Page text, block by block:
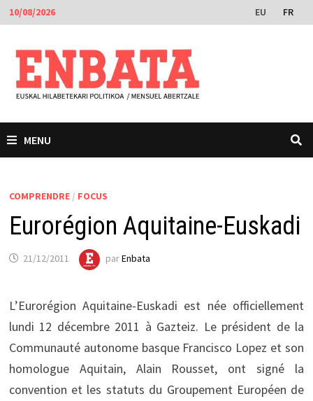
Passer
au
contenu
10/08/2026 EU FR
MENU
COMPRENDRE/ FOCUS
Eurorégion Aquitaine-Euskadi
21/12/2011 parEnbata
L’Eurorégion Aquitaine-Euskadi est née officiellement
lundi 12 décembre 2011 à Gazteiz. Le président de la
Communauté autonome basque Francisco Lopez et son
homologue Aquitain, Alain Rousset, ont signé la
convention et les statuts du Groupement Européen de